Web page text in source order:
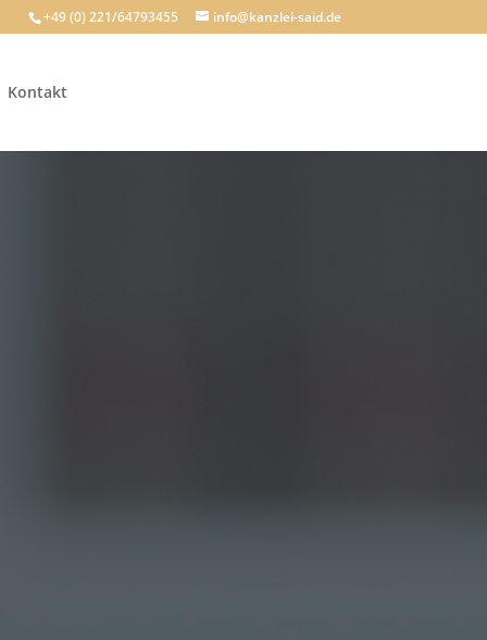
+49 (0) 221/64793455 info@kanzlei-said.de
Kontakt